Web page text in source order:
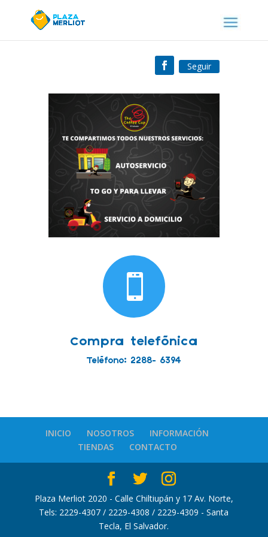
Seguir

Compra telefónica
Teléfono: 2288- 6394
INICIO NOSOTROS
INFORMACIÓN
TIENDAS
CONTACTO
Plaza Merliot 2020 - Calle Chiltiupán y 17 Av. Norte,
Tels: 2229-4307 / 2229-4308 / 2229-4309 - Santa
Tecla, El Salvador.